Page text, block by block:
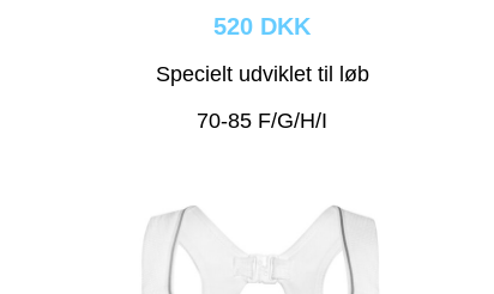
520 DKK
Specielt udviklet til løb
70-85 F/G/H/I